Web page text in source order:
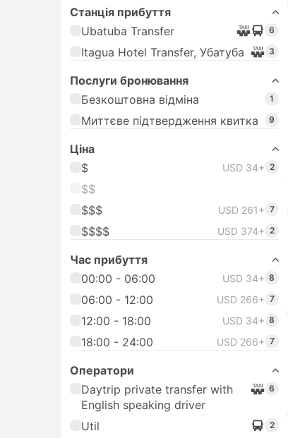
Станція прибуття
Ubatuba Transfer
6
Itagua Hotel Transfer, Убатуба 3
Послуги бронювання
Безкоштовна відміна
1
Миттєве підтвердження квитка 9
Цiна
$
USD 34+ 2
$$
$$$
USD 261+ 7
$$$$ USD 374+ 2
Час прибуття
00:00 - 06:00
USD 34+ 8
06:00 - 12:00 USD 266+ 7
12:00 - 18:00 USD 34+ 8
18:00 - 24:00 USD 266+ 7
Оператори
Daytrip private transfer with
English speaking driver
6
Util 2